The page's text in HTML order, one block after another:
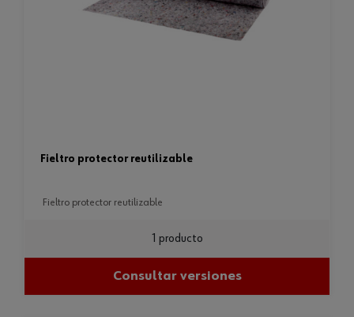
fieltro protector reutilizable
fieltro protector reutilizable
1 producto
Consultar versiones